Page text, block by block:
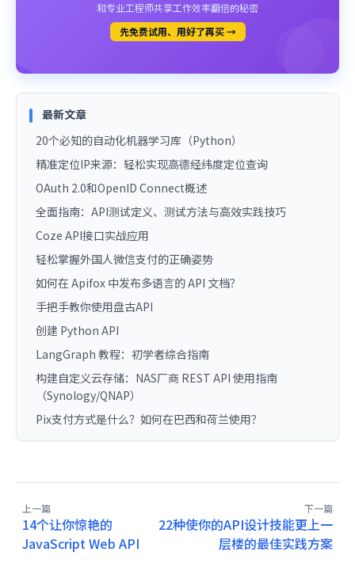
和专业工程师共享工作效率翻倍的秘密
先免费试用、用好了再买 →
最新文章
20个必知的自动化机器学习库（Python）
精准定位IP来源：轻松实现高德经纬度定位查询
OAuth 2.0和OpenID Connect概述
全面指南：API测试定义、测试方法与高效实践技巧
Coze API接口实战应用
轻松掌握外国人微信支付的正确姿势
如何在 Apifox 中发布多语言的 API 文档？
手把手教你使用盘古API
创建 Python API
LangGraph 教程：初学者综合指南
构建自定义云存储：NAS厂商 REST API 使用指南
（Synology/QNAP）
Pix支付方式是什么？如何在巴西和荷兰使用？
上一篇
14个让你惊艳的
JavaScript Web API
下一篇
22种使你的API设计技能更上一
层楼的最佳实践方案